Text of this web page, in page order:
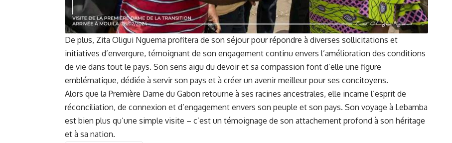
De plus, Zita Oligui Nguema profitera de son séjour pour répondre à diverses sollicitations et
initiatives d’envergure, témoignant de son engagement continu envers l’amélioration des conditions
de vie dans tout le pays. Son sens aigu du devoir et sa compassion font d’elle une figure
emblématique, dédiée à servir son pays et à créer un avenir meilleur pour ses concitoyens.
Alors que la Première Dame du Gabon retourne à ses racines ancestrales, elle incarne l’esprit de
réconciliation, de connexion et d’engagement envers son peuple et son pays. Son voyage à Lebamba
est bien plus qu’une simple visite – c’est un témoignage de son attachement profond à son héritage
et à sa nation.